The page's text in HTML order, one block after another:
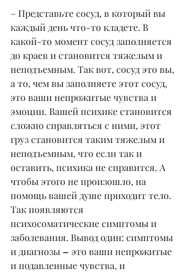
– Представьте сосуд, в который вы
каждый день что-то кладете. В
какой-то момент сосуд заполняется
до краев и становится тяжелым и
неподъемным. Так вот, сосуд это вы,
а то, чем вы заполняете этот сосуд,
это ваши непрожитые чувства и
эмоции. Вашей психике становится
сложно справляться с ними, этот
груз становится таким тяжелым и
неподъемным, что если так и
оставить, психика не справится. А
чтобы этого не произошло, на
помощь вашей душе приходит тело.
Так появляются
психосоматические симптомы и
заболевания. Вывод один: симптомы
и диагнозы – это ваши непрожитые
и подавленные чувства, и